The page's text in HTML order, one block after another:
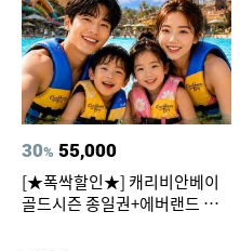
30% 55,000
[★폭싹할인★] 캐리비안베이
골드시즌 종일권+에버랜드 오